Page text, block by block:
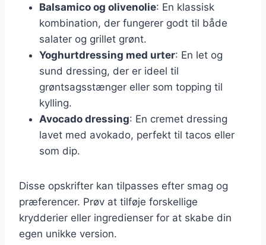
Balsamico og olivenolie: En klassisk
kombination, der fungerer godt til både
salater og grillet grønt.
Yoghurtdressing med urter: En let og
sund dressing, der er ideel til
grøntsagsstænger eller som topping til
kylling.
Avocado dressing: En cremet dressing
lavet med avokado, perfekt til tacos eller
som dip.
Disse opskrifter kan tilpasses efter smag og
præferencer. Prøv at tilføje forskellige
krydderier eller ingredienser for at skabe din
egen unikke version.